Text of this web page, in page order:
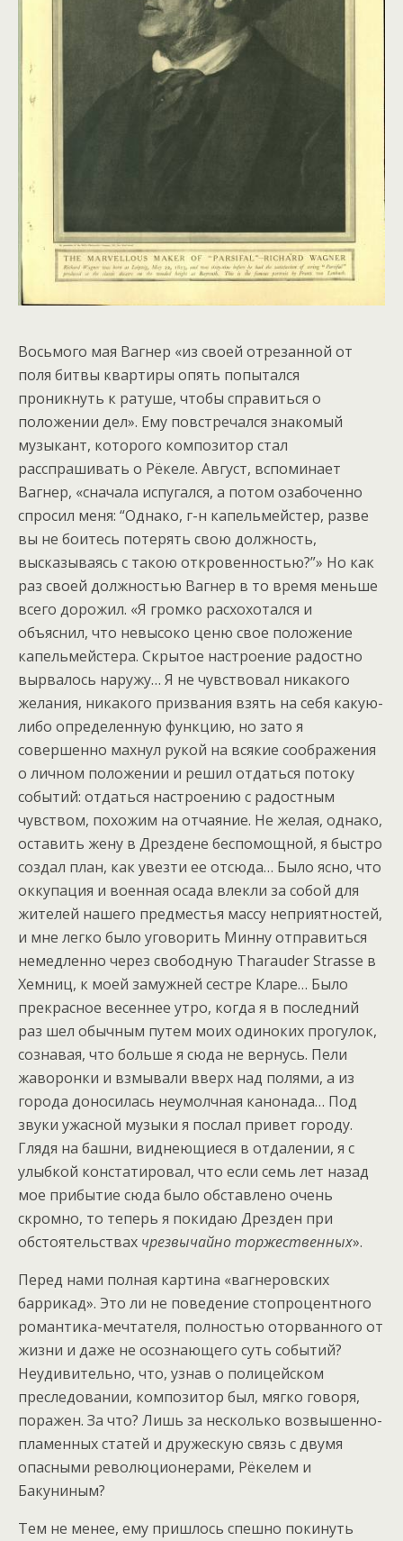
Восьмого мая Вагнер «из своей отрезанной от
поля битвы квартиры опять попытался
проникнуть к ратуше, чтобы справиться о
положении дел». Ему повстречался знакомый
музыкант, которого композитор стал
расспрашивать о Рёкеле. Август, вспоминает
Вагнер, «сначала испугался, а потом озабоченно
спросил меня: “Однако, г-н капельмейстер, разве
вы не боитесь потерять свою должность,
высказываясь с такою откровенностью?”» Но как
раз своей должностью Вагнер в то время меньше
всего дорожил. «Я громко расхохотался и
объяснил, что невысоко ценю свое положение
капельмейстера. Скрытое настроение радостно
вырвалось наружу… Я не чувствовал никакого
желания, никакого призвания взять на себя какую-
либо определенную функцию, но зато я
совершенно махнул рукой на всякие соображения
о личном положении и решил отдаться потоку
событий: отдаться настроению с радостным
чувством, похожим на отчаяние. Не желая, однако,
оставить жену в Дрездене беспомощной, я быстро
создал план, как увезти ее отсюда… Было ясно, что
оккупация и военная осада влекли за собой для
жителей нашего предместья массу неприятностей,
и мне легко было уговорить Минну отправиться
немедленно через свободную Tharauder Strasse в
Хемниц, к моей замужней сестре Кларе… Было
прекрасное весеннее утро, когда я в последний
раз шел обычным путем моих одиноких прогулок,
сознавая, что больше я сюда не вернусь. Пели
жаворонки и взмывали вверх над полями, а из
города доносилась неумолчная канонада… Под
звуки ужасной музыки я послал привет городу.
Глядя на башни, виднеющиеся в отдалении, я с
улыбкой констатировал, что если семь лет назад
мое прибытие сюда было обставлено очень
скромно, то теперь я покидаю Дрезден при
обстоятельствах чрезвычайно торжественных».
Перед нами полная картина «вагнеровских
баррикад». Это ли не поведение стопроцентного
романтика-мечтателя, полностью оторванного от
жизни и даже не осознающего суть событий?
Неудивительно, что, узнав о полицейском
преследовании, композитор был, мягко говоря,
поражен. За что? Лишь за несколько возвышенно-
пламенных статей и дружескую связь с двумя
опасными революционерами, Рёкелем и
Бакуниным?
Тем не менее, ему пришлось спешно покинуть